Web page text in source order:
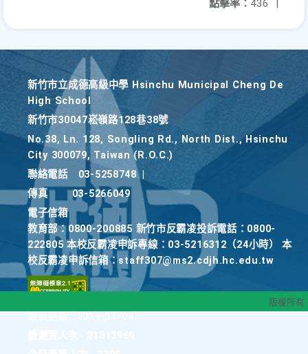
點擊率： 436 |
新竹巿立成德高級中學 Hsinchu Municipal Cheng De
High School
新竹巿30047崧嶺路128巷38號
No.38, Ln. 128, Songling Rd., North Dist., Hsinchu
City 300079, Taiwan (R.O.C.)
聯絡電話
03-5258748
傳真
03-5266049
電子信箱
教育部：0800-200885 新竹市反霸凌投訴電話：0800-
222805 本校反霸凌申訴專線：03-5216312（24小時） 本
校反霸凌申訴信箱：staff307@ms2.cdjh.hc.edu.tw
版權所有